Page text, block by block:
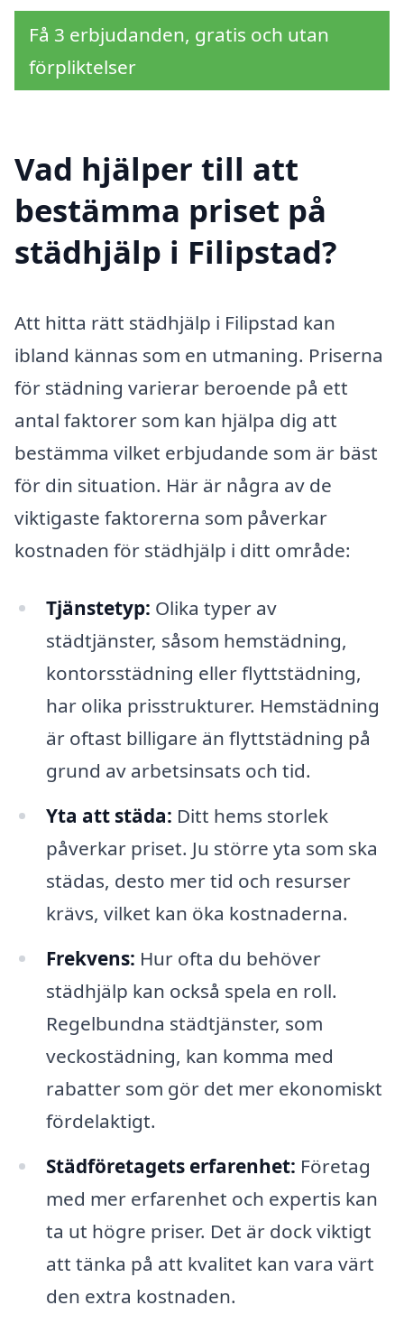
Få 3 erbjudanden, gratis och utan
förpliktelser
Vad hjälper till att
bestämma priset på
städhjälp i Filipstad?
Att hitta rätt städhjälp i Filipstad kan
ibland kännas som en utmaning. Priserna
för städning varierar beroende på ett
antal faktorer som kan hjälpa dig att
bestämma vilket erbjudande som är bäst
för din situation. Här är några av de
viktigaste faktorerna som påverkar
kostnaden för städhjälp i ditt område:
Tjänstetyp: Olika typer av
städtjänster, såsom hemstädning,
kontorsstädning eller flyttstädning,
har olika prisstrukturer. Hemstädning
är oftast billigare än flyttstädning på
grund av arbetsinsats och tid.
Yta att städa: Ditt hems storlek
påverkar priset. Ju större yta som ska
städas, desto mer tid och resurser
krävs, vilket kan öka kostnaderna.
Frekvens: Hur ofta du behöver
städhjälp kan också spela en roll.
Regelbundna städtjänster, som
veckostädning, kan komma med
rabatter som gör det mer ekonomiskt
fördelaktigt.
Städföretagets erfarenhet: Företag
med mer erfarenhet och expertis kan
ta ut högre priser. Det är dock viktigt
att tänka på att kvalitet kan vara värt
den extra kostnaden.